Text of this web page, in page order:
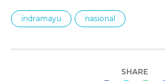
indramayu nasional
SHARE